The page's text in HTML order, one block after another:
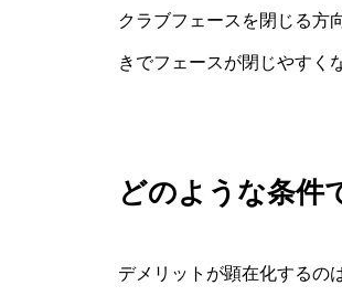
クラブフェースを閉じる方
きでフェースが閉じやすく
どのような条件
デメリットが顕在化するの